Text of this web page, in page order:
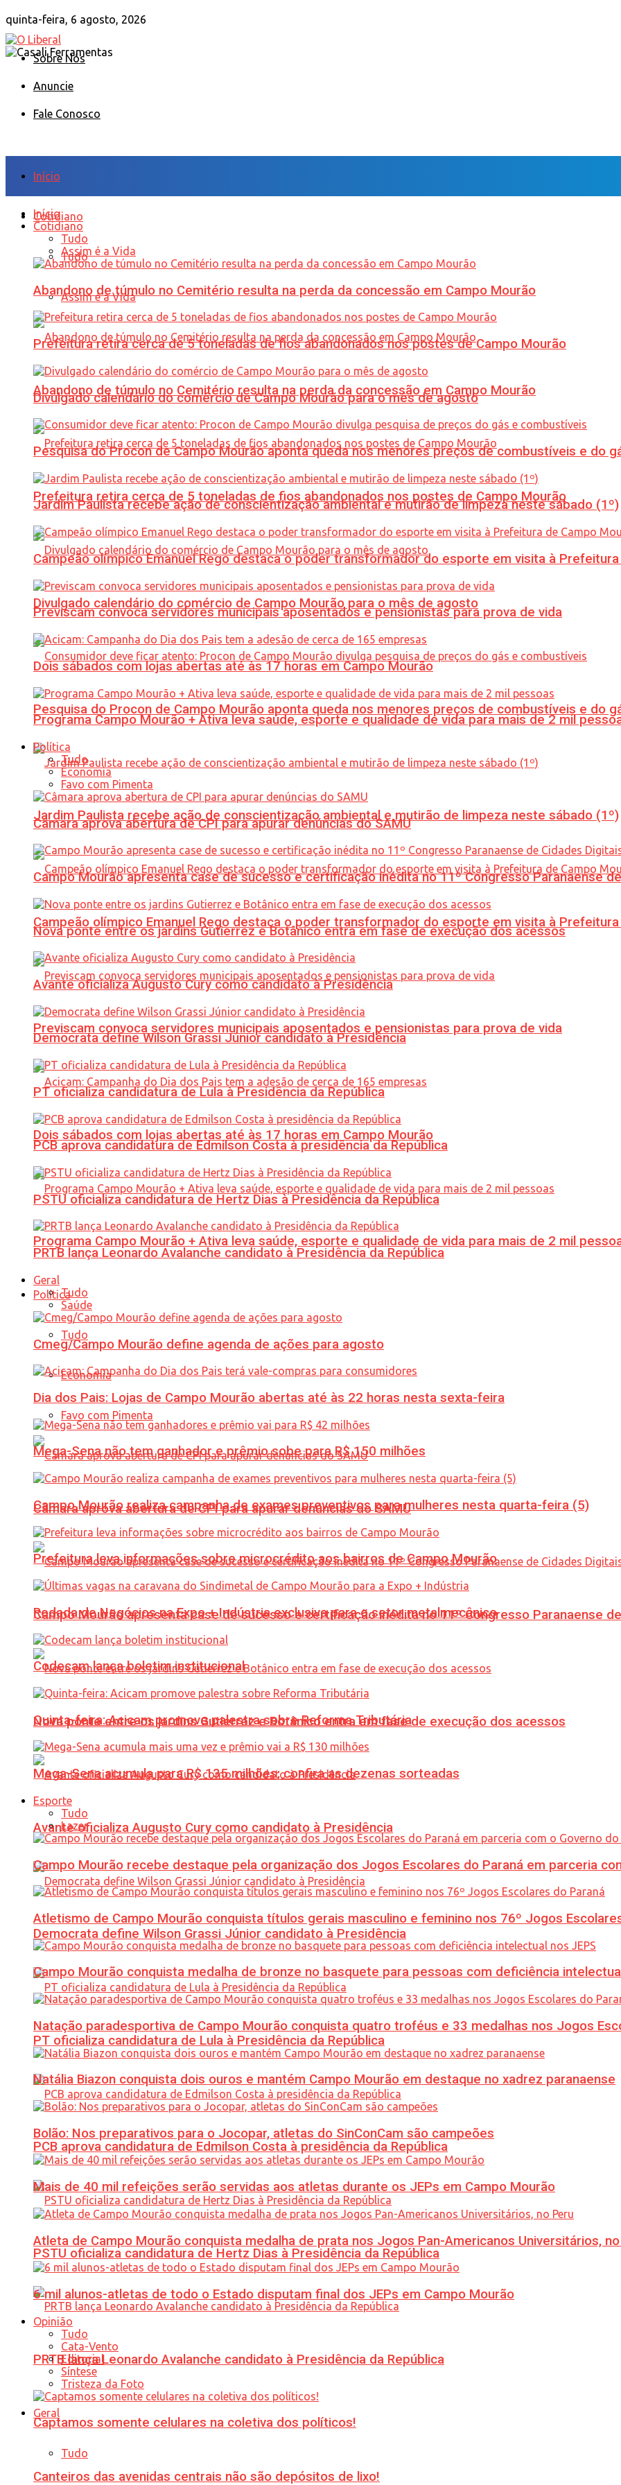
quinta-feira, 6 agosto, 2026
Sobre Nós
Anuncie
Fale Conosco
Início
Cotidiano
Tudo
Assim é a Vida
Abandono de túmulo no Cemitério resulta na perda da concessão em Campo Mourão
Prefeitura retira cerca de 5 toneladas de fios abandonados nos postes de Campo Mourão
Divulgado calendário do comércio de Campo Mourão para o mês de agosto
Pesquisa do Procon de Campo Mourão aponta queda nos menores preços de combustíveis e do
Jardim Paulista recebe ação de conscientização ambiental e mutirão de limpeza neste sábado (1º)
Campeão olímpico Emanuel Rego destaca o poder transformador do esporte em visita à
Previscam convoca servidores municipais aposentados e pensionistas para prova de vida
Dois sábados com lojas abertas até às 17 horas em Campo Mourão
Programa Campo Mourão + Ativa leva saúde, esporte e qualidade de vida para mais de 2 mil
Política
Tudo
Economia
Favo com Pimenta
Câmara aprova abertura de CPI para apurar denúncias do SAMU
Campo Mourão apresenta case de sucesso e certificação inédita no 11º Congresso Paranaense
Nova ponte entre os jardins Gutierrez e Botânico entra em fase de execução dos acessos
Avante oficializa Augusto Cury como candidato à Presidência
Democrata define Wilson Grassi Júnior candidato à Presidência
PT oficializa candidatura de Lula à Presidência da República
PCB aprova candidatura de Edmilson Costa à presidência da República
PSTU oficializa candidatura de Hertz Dias à Presidência da República
PRTB lança Leonardo Avalanche candidato à Presidência da República
Geral
Tudo
Início
Cotidiano
Tudo
Assim é a Vida
Abandono de túmulo no Cemitério resulta na perda da concessão em Campo Mourão
Prefeitura retira cerca de 5 toneladas de fios abandonados nos postes de Campo Mourão
Divulgado calendário do comércio de Campo Mourão para o mês de agosto
Pesquisa do Procon de Campo Mourão aponta queda nos menores preços de combustíveis e do
Jardim Paulista recebe ação de conscientização ambiental e mutirão de limpeza neste sábado (1º)
Campeão olímpico Emanuel Rego destaca o poder transformador do esporte em visita à
Previscam convoca servidores municipais aposentados e pensionistas para prova de vida
Dois sábados com lojas abertas até às 17 horas em Campo Mourão
Programa Campo Mourão + Ativa leva saúde, esporte e qualidade de vida para mais de 2 mil
Política
Tudo
Economia
Favo com Pimenta
Câmara aprova abertura de CPI para apurar denúncias do SAMU
Campo Mourão apresenta case de sucesso e certificação inédita no 11º Congresso Paranaense
Nova ponte entre os jardins Gutierrez e Botânico entra em fase de execução dos acessos
Avante oficializa Augusto Cury como candidato à Presidência
Democrata define Wilson Grassi Júnior candidato à Presidência
PT oficializa candidatura de Lula à Presidência da República
PCB aprova candidatura de Edmilson Costa à presidência da República
PSTU oficializa candidatura de Hertz Dias à Presidência da República
PRTB lança Leonardo Avalanche candidato à Presidência da República
Geral
Tudo
Saúde
Cmeg/Campo Mourão define agenda de ações para agosto
Dia dos Pais: Lojas de Campo Mourão abertas até às 22 horas nesta sexta-feira
Mega-Sena não tem ganhador e prêmio sobe para R$ 150 milhões
Campo Mourão realiza campanha de exames preventivos para mulheres nesta quarta-feira (5)
Prefeitura leva informações sobre microcrédito aos bairros de Campo Mourão
Rodada de Negócios na Expo + Indústria exclusiva para o setor metalmecânico
Codecam lança boletim institucional
Quinta-feira: Acicam promove palestra sobre Reforma Tributária
Mega-Sena acumula para R$ 135 milhões; confira as dezenas sorteadas
Esporte
Tudo
Lazer
Campo Mourão recebe destaque pela organização dos Jogos Escolares do Paraná em parceria
Atletismo de Campo Mourão conquista títulos gerais masculino e feminino nos 76º Jogos
Campo Mourão conquista medalha de bronze no basquete para pessoas com deficiência
Natação paradesportiva de Campo Mourão conquista quatro troféus e 33 medalhas nos Jogos
Natália Biazon conquista dois ouros e mantém Campo Mourão em destaque no xadrez paranaense
Bolão: Nos preparativos para o Jocopar, atletas do SinConCam são campeões
Mais de 40 mil refeições serão servidas aos atletas durante os JEPs em Campo Mourão
Atleta de Campo Mourão conquista medalha de prata nos Jogos Pan-Americanos Universitários,
6 mil alunos-atletas de todo o Estado disputam final dos JEPs em Campo Mourão
Opinião
Tudo
Cata-Vento
Editorial
Síntese
Tristeza da Foto
Captamos somente celulares na coletiva dos políticos!
Canteiros das avenidas centrais não são depósitos de lixo!